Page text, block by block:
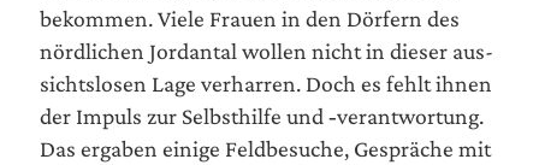
bekom­men. Vie­le Frau­en in den Dör­fern des
nörd­li­chen Jor­dan­tal wol­len nicht in die­ser aus­
sichts­lo­sen Lage ver­har­ren. Doch es fehlt ihnen
der Impuls zur Selbst­hil­fe und ‑ver­ant­wor­tung.
Das erga­ben eini­ge Feld­be­su­che, Gesprä­che mit